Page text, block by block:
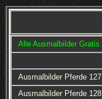
Alle Ausmalbilder Gratis
Ausmalbilder Pferde 127
Ausmalbilder Pferde 128